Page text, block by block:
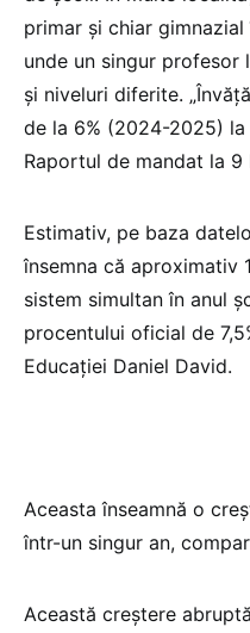
primar și chiar
unde un singur profesor
și niveluri diferite.
de la 6% (2024-2025) la
Raportul de mandat la
Estimativ, pe baza
însemna că aproximativ
sistem simultan în anul
procentului oficial de
Educației Daniel David.
Aceasta înseamnă o
într-un singur an,
Această creștere